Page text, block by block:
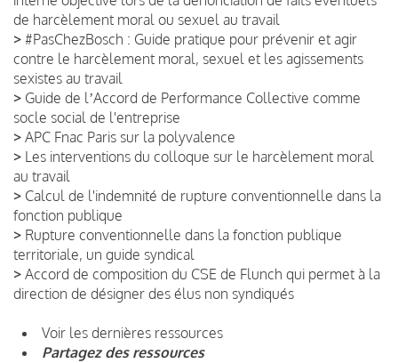
de harcèlement moral ou sexuel au travail
> #PasChezBosch : Guide pratique pour prévenir et agir
contre le harcèlement moral, sexuel et les agissements
sexistes au travail
> Guide de lʼAccord de Performance Collective comme
socle social de l'entreprise
> APC Fnac Paris sur la polyvalence
> Les interventions du colloque sur le harcèlement moral
au travail
> Calcul de l'indemnité de rupture conventionnelle dans la
fonction publique
> Rupture conventionnelle dans la fonction publique
territoriale, un guide syndical
> Accord de composition du CSE de Flunch qui permet à la
direction de désigner des élus non syndiqués
Voir les dernières ressources
Partagez des ressources